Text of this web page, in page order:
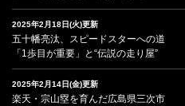
2025年2月18日(火)更新
五十幡亮汰、スピードスターへの道
「1歩目が重要」と“伝説の走り屋”
2025年2月14日(金)更新
楽天・宗山塁を育んだ広島県三次市